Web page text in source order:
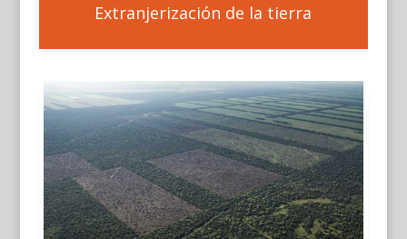
Extranjerización de la tierra